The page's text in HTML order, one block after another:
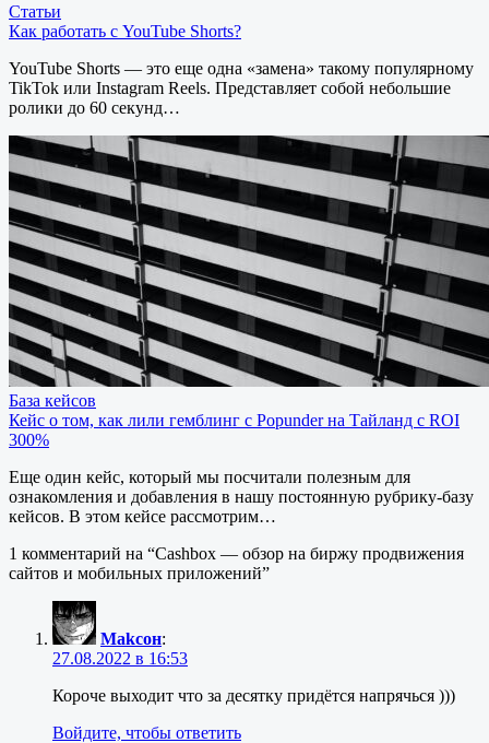
Статьи
Как работать с YouTube Shorts?
YouTube Shorts — это еще одна «замена» такому популярному
TikTok или Instagram Reels. Представляет собой небольшие
ролики до 60 секунд…
База кейсов
Кейс о том, как лили гемблинг с Popunder на Тайланд с ROI
300%
Еще один кейс, который мы посчитали полезным для
ознакомления и добавления в нашу постоянную рубрику-базу
кейсов. В этом кейсе рассмотрим…
1 комментарий на “Cashbox — обзор на биржу продвижения
сайтов и мобильных приложений”
Маkсон:
27.08.2022 в 16:53
Короче выходит что за десятку придётся напрячься )))
Войдите, чтобы ответить